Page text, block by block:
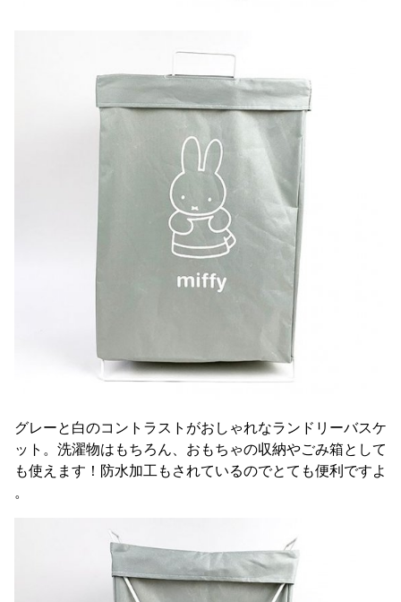
グレーと白のコントラストがおしゃれなランドリーバスケ
ット。洗濯物はもちろん、おもちゃの収納やごみ箱として
も使えます！防水加工もされているのでとても便利ですよ
。